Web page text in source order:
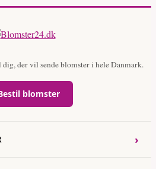
der vil sende blomster i hele Danmark.
blomster
›